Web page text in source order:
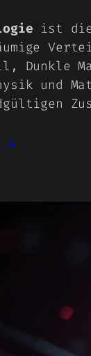
ist die
Dunkle
und
4